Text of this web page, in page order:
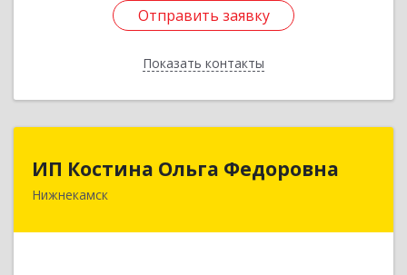
Отправить заявку
Показать контакты
Отправить заявку
Назад
ИП Костина Ольга Федоровна
Нижнекамск